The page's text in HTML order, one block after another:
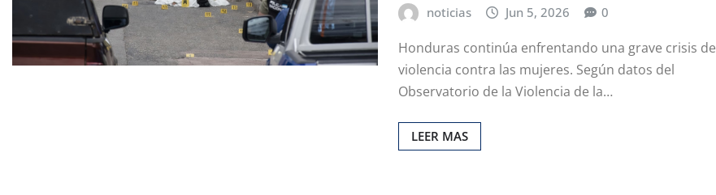
noticias Jun 5, 2026 0
Honduras continúa enfrentando una grave crisis de
violencia contra las mujeres. Según datos del
Observatorio de la Violencia de la…
LEER MAS